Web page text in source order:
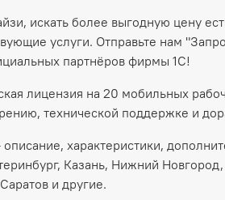
искать более выгодную цену
услуги. Отправьте нам
партнёров фирмы 1С!
лицензия на 20 мобильных
технической поддержке и
характеристики,
Казань, Нижний
и другие.